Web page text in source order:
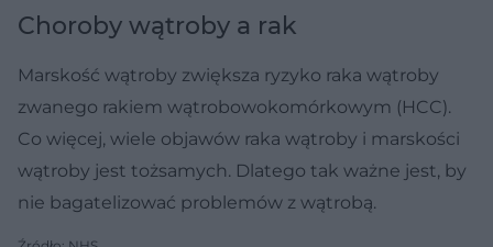
Choroby wątroby a rak
Marskość wątroby zwiększa ryzyko raka wątroby
zwanego rakiem wątrobowokomórkowym (HCC).
Co więcej, wiele objawów raka wątroby i marskości
wątroby jest tożsamych. Dlatego tak ważne jest, by
nie bagatelizować problemów z wątrobą.